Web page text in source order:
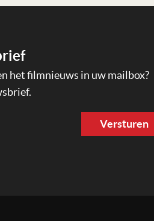
het filmnieuws in uw mailbox?